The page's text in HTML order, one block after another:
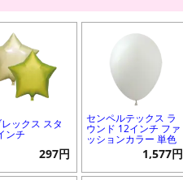
ックス スタ
ンチ
297円
センペルテックス ラ
ウンド 12インチ ファ
ッションカラー 単色
1,577円